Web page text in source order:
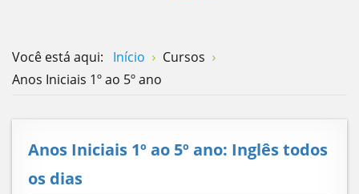
Você está aqui: Início
Cursos
Anos Iniciais 1º ao 5º ano
Anos Iniciais 1º ao 5º ano: Inglês todos
os dias